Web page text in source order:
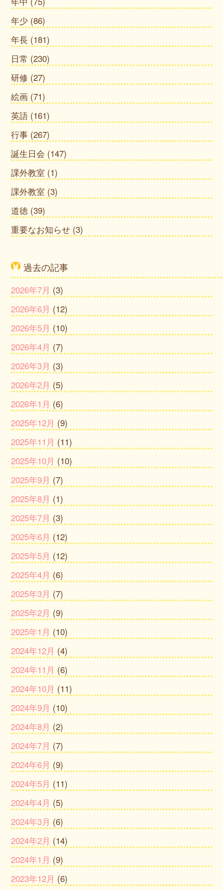
年少 (86)
年長 (181)
日常 (230)
研修 (27)
絵画 (71)
英語 (161)
行事 (267)
誕生日会 (147)
課外教室 (1)
課外教室 (3)
道徳 (39)
重要なお知らせ (3)
過去の記事
2026年7月 (3)
2026年6月 (12)
2026年5月 (10)
2026年4月 (7)
2026年3月 (3)
2026年2月 (5)
2026年1月 (6)
2025年12月 (9)
2025年11月 (11)
2025年10月 (10)
2025年9月 (7)
2025年8月 (1)
2025年7月 (3)
2025年6月 (12)
2025年5月 (12)
2025年4月 (6)
2025年3月 (7)
2025年2月 (9)
2025年1月 (10)
2024年12月 (4)
2024年11月 (6)
2024年10月 (11)
2024年9月 (10)
2024年8月 (2)
2024年7月 (7)
2024年6月 (9)
2024年5月 (11)
2024年4月 (5)
2024年3月 (6)
2024年2月 (14)
2024年1月 (9)
2023年12月 (6)